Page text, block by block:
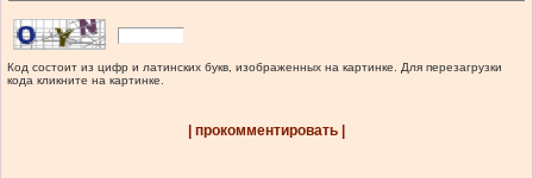
Код состоит из цифр и латинских букв, изображенных на картинке. Для перезагрузки
кода кликните на картинке.
| прокомментировать |